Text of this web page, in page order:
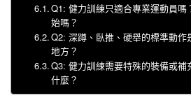
Q1: 健力訓練只適合專業運動員嗎
始嗎？
Q2: 深蹲、臥推、硬舉的標準動
地方？
Q3: 健力訓練需要特殊的裝備或補
什麼？